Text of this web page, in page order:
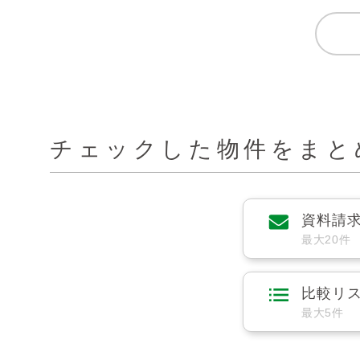
チェックした物件をまと
資料請
最大20件
比較リ
最大5件